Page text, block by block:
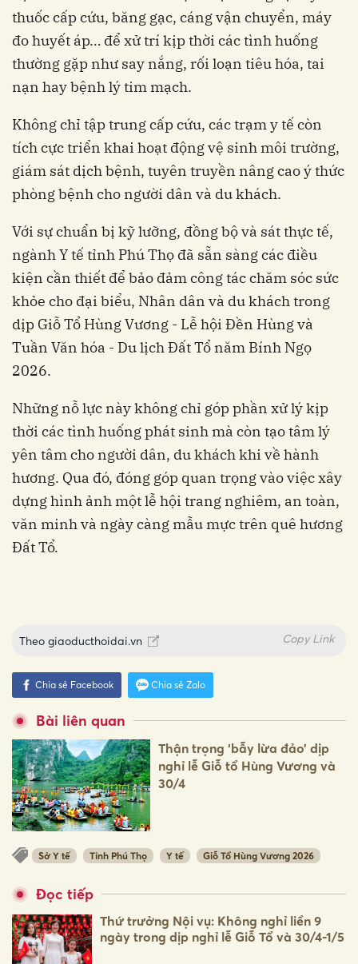
thuốc cấp cứu, băng gạc, cáng vận chuyển, máy
đo huyết áp… để xử trí kịp thời các tình huống
thường gặp như say nắng, rối loạn tiêu hóa, tai
nạn hay bệnh lý tim mạch.
Không chỉ tập trung cấp cứu, các trạm y tế còn
tích cực triển khai hoạt động vệ sinh môi trường,
giám sát dịch bệnh, tuyên truyền nâng cao ý thức
phòng bệnh cho người dân và du khách.
Với sự chuẩn bị kỹ lưỡng, đồng bộ và sát thực tế,
ngành Y tế tỉnh Phú Thọ đã sẵn sàng các điều
kiện cần thiết để bảo đảm công tác chăm sóc sức
khỏe cho đại biểu, Nhân dân và du khách trong
dịp Giỗ Tổ Hùng Vương - Lễ hội Đền Hùng và
Tuần Văn hóa - Du lịch Đất Tổ năm Bính Ngọ
2026.
Những nỗ lực này không chỉ góp phần xử lý kịp
thời các tình huống phát sinh mà còn tạo tâm lý
yên tâm cho người dân, du khách khi về hành
hương. Qua đó, đóng góp quan trọng vào việc xây
dựng hình ảnh một lễ hội trang nghiêm, an toàn,
văn minh và ngày càng mẫu mực trên quê hương
Đất Tổ.
Theo giaoducthoidai.vn Copy Link
Chia sẻ Facebook Chia sẻ Zalo
Bài liên quan
Thận trọng ‘bẫy lừa đảo’ dịp
nghỉ lễ Giỗ tổ Hùng Vương và
30/4
Sở Y tế Tỉnh Phú Thọ Y tế Giỗ Tổ Hùng Vương 2026
Đọc tiếp
Thứ trưởng Nội vụ: Không nghỉ liền 9
ngày trong dịp nghỉ lễ Giỗ Tổ và 30/4-1/5